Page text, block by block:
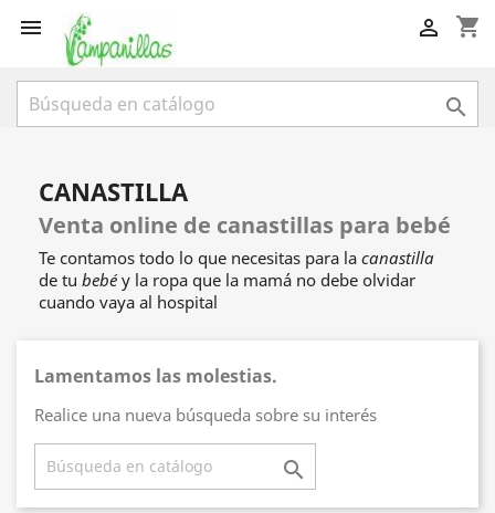
 shopping_cart


CANASTILLA
Venta online de canastillas para bebé
Te contamos todo lo que necesitas para la canastilla
de tu bebéy la ropa que la mamá no debe olvidar
cuando vaya al hospital
Lamentamos las molestias.
Realice una nueva búsqueda sobre su interés
